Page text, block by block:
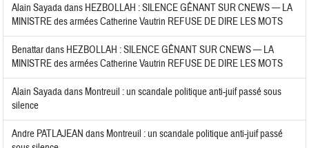
Alain Sayadadans HEZBOLLAH : SILENCE GÊNANT SUR CNEWS — LA
MINISTRE des armées Catherine Vautrin REFUSE DE DIRE LES MOTS
Benattardans HEZBOLLAH : SILENCE GÊNANT SUR CNEWS — LA
MINISTRE des armées Catherine Vautrin REFUSE DE DIRE LES MOTS
Alain Sayadadans Montreuil : un scandale politique anti-juif passé sous
silence
Andre PATLAJEAN dans Montreuil : un scandale politique anti-juif passé